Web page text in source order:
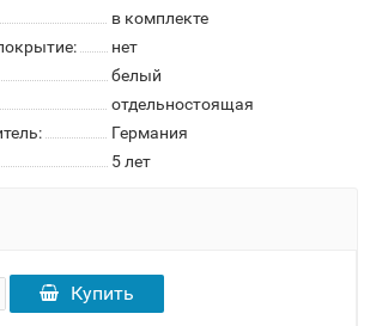
в комплекте
нет
белый
отдельностоящая
Германия
5 лет
Купить